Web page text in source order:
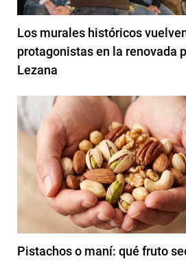
Los murales históricos
protagonistas en la renovada
Lezana
Pistachos o maní: qué fruto